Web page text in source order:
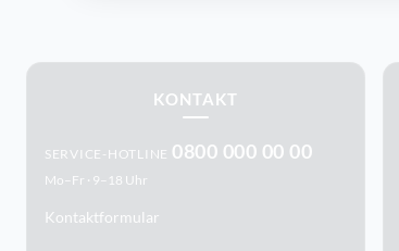
KONTAKT
SERVICE-HOTLINE 0800 000 00 00
Mo–Fr · 9–18 Uhr
Kontaktformular